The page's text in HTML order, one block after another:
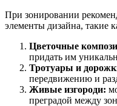
При зонировании
элементы дизайна, такие
Цветочные
придать им
Тротуары и
передвижению и
Живые изгороди:
преградой между